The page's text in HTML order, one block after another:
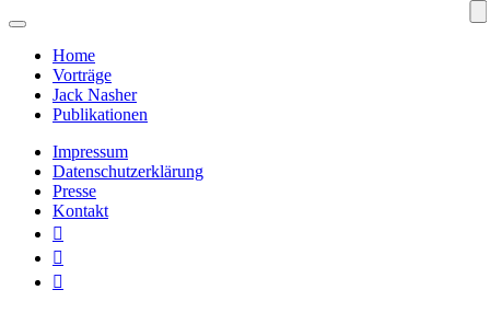
Home
Vorträge
Jack Nasher
Publikationen
Impressum
Datenschutzerklärung
Presse
Kontakt


